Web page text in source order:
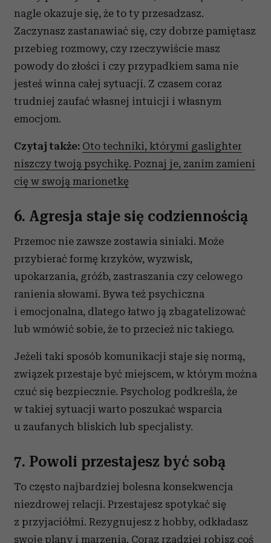
otrzymanymi od Ciebie lub uzyskanymi podczas
korzystania z ich usług.
nagle okazuje się, że to ty przesadzasz.
Zaczynasz zastanawiać się, czy dobrze pamiętasz
przebieg rozmowy, czy rzeczywiście masz
powody do złości i czy przypadkiem sama nie
jesteś winna całej sytuacji. Z czasem coraz
trudniej zaufać własnej intuicji i własnym
emocjom.
Czytaj także: Oto techniki, którymi gaslighter
niszczy twoją psychikę. Poznaj je, zanim zamieni
cię w swoją marionetkę
6. Agresja staje się codziennością
Przemoc nie zawsze zostawia siniaki. Może
przybierać formę krzyków, wyzwisk,
upokarzania, gróźb, zastraszania czy celowego
ranienia słowami. Bywa też psychiczna
i emocjonalna, dlatego łatwo ją zbagatelizować
lub wmówić sobie, że to przecież nic takiego.
Jeżeli taki sposób komunikacji staje się normą,
związek przestaje być miejscem, w którym można
czuć się bezpiecznie. Psycholog podkreśla, że
w takiej sytuacji warto poszukać wsparcia
u zaufanych bliskich lub specjalisty.
7. Powoli przestajesz być sobą
To często najbardziej bolesna konsekwencja
niezdrowej relacji. Przestajesz spotykać się
z przyjaciółmi. Rezygnujesz z hobby, odkładasz
swoje plany i marzenia. Coraz rzadziej robisz coś